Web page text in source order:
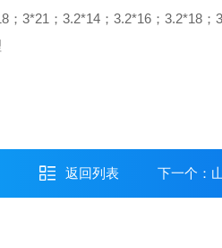
3*21；3.2*14；3.2*16；3.2*18；
返回列表 下一个：